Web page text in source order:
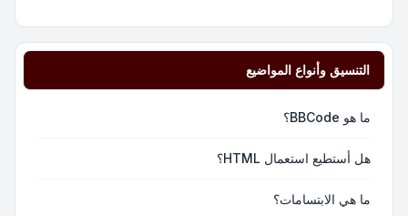
التنسيق وأنواع المواضيع
ما هو BBCode؟
هل أستطيع استعمال HTML؟
ما هي الابتسامات؟